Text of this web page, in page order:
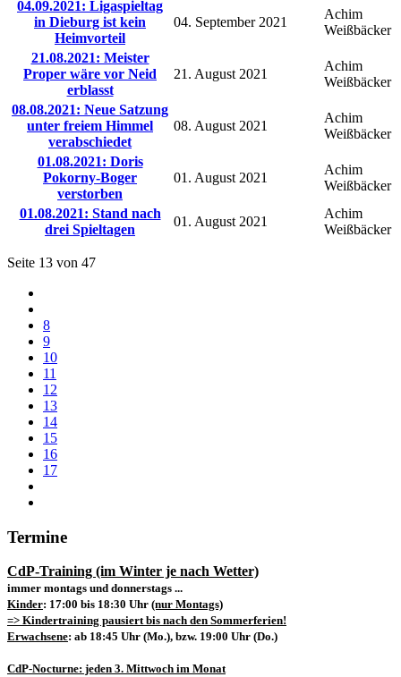
04.09.2021: Ligaspieltag
in Dieburg ist kein
Heimvorteil
04. September 2021
Achim
Weißbäcker
21.08.2021: Meister
Proper wäre vor Neid
erblasst
21. August 2021
Achim
Weißbäcker
08.08.2021: Neue Satzung
unter freiem Himmel
verabschiedet
08. August 2021
Achim
Weißbäcker
01.08.2021: Doris
Pokorny-Boger
verstorben
01. August 2021
Achim
Weißbäcker
01.08.2021: Stand nach
drei Spieltagen
01. August 2021
Achim
Weißbäcker
Seite 13 von 47
8
9
10
11
12
13
14
15
16
17
Termine
CdP-Training (im Winter je nach Wetter)
immer montags und donnerstags ...
Kinder: 17:00 bis 18:30 Uhr (nur Montags)
=> Kindertraining pausiert bis nach den Sommerferien!
Erwachsene: ab 18:45 Uhr (Mo.), bzw. 19:00 Uhr (Do.)
CdP-Nocturne: jeden 3. Mittwoch im Monat